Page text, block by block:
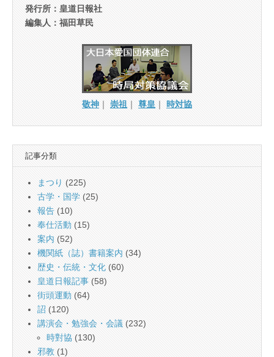
発行所：皇道日報社
編集人：福田草民
敬神 ｜ 崇祖 ｜ 尊皇 ｜ 時対協
記事分類
まつり (225)
古学・国学 (25)
報告 (10)
奉仕活動 (15)
案内 (52)
機関紙（誌）書籍案内 (34)
歴史・伝統・文化 (60)
皇道日報記事 (58)
街頭運動 (64)
詔 (120)
講演会・勉強会・会議 (232)
時對協 (130)
邪教 (1)